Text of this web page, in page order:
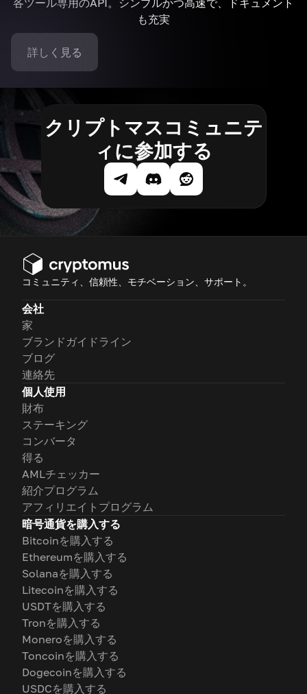
各ツール専用のAPI。シンプルかつ高速で、ドキュメント
も充実
詳しく見る
クリプトマスコミュニテ
ィに参加する
コミュニティ、信頼性、モチベーション、サポート。
会社
家
ブランドガイドライン
ブログ
連絡先
個人使用
財布
ステーキング
コンバータ
得る
AMLチェッカー
紹介プログラム
アフィリエイトプログラム
暗号通貨を購入する
Bitcoinを購入する
Ethereumを購入する
Solanaを購入する
Litecoinを購入する
USDTを購入する
Tronを購入する
Moneroを購入する
Toncoinを購入する
Dogecoinを購入する
USDCを購入する